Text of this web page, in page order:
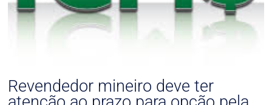
Revendedor mineiro deve ter